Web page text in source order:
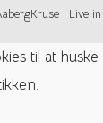
| Live in
til at